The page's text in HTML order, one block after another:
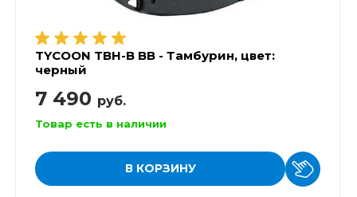
TYCOON TBH-B BB - Тамбурин, цвет:
черный
7 490 руб.
Товар есть в наличии
В КОРЗИНУ